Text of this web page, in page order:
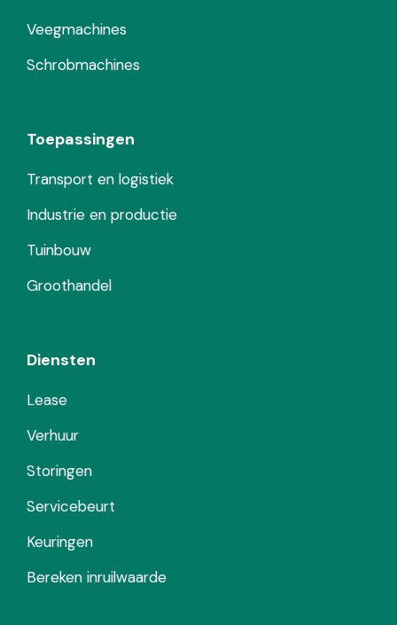
Veegmachines
Schrobmachines
Toepassingen
Transport en logistiek
Industrie en productie
Tuinbouw
Groothandel
Diensten
Lease
Verhuur
Storingen
Servicebeurt
Keuringen
Bereken inruilwaarde